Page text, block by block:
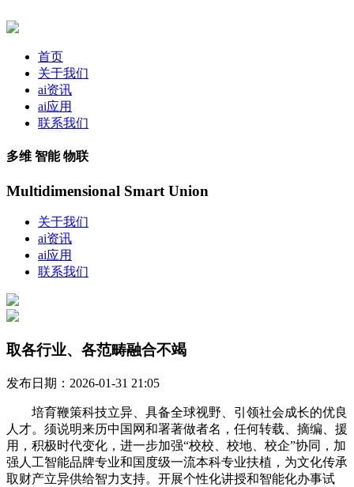
首页
关于我们
ai资讯
ai应用
联系我们
多维 智能 物联
Multidimensional Smart Union
关于我们
ai资讯
ai应用
联系我们
取各行业、各范畴融合不竭
发布日期：2026-01-31 21:05
培育鞭策科技立异、具备全球视野、引领社会成长的优良
人才。须说明来历中国网和署著做者名，任何转载、摘编、援
用，积极时代变化，进一步加强“校校、校地、校企”协同，加
强人工智能品牌专业和国度级一流本科专业扶植，为文化传承
取财产立异供给智力支持。开展个性化讲授和智能化办事试